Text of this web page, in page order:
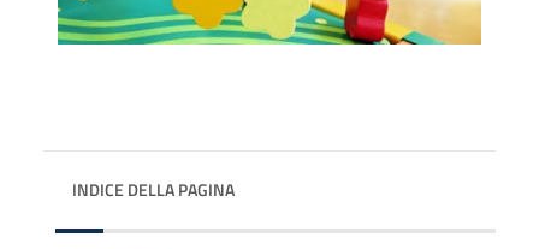
INDICE DELLA PAGINA